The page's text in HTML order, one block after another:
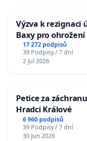
Výzva k rezignaci
Baxy pro
17 272 podpisů
39 Podpisy / 7 dní
2 Jul 2026
Petice za
Hradci Králové
6 960 podpisů
39 Podpisy / 7 dní
30 Jun 2026